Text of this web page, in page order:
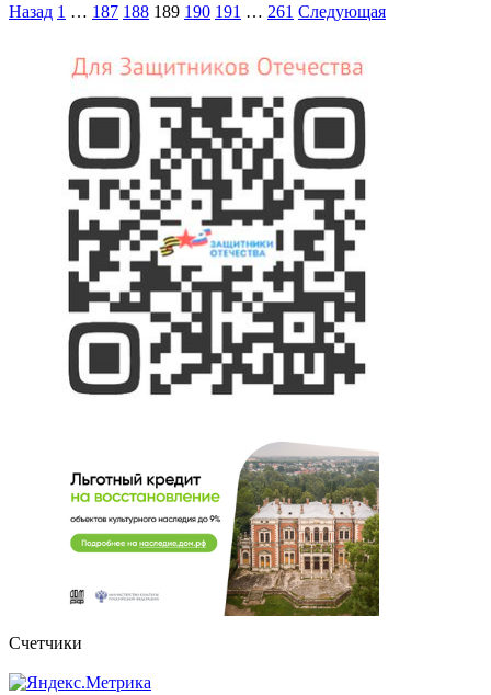
Пагинация
Назад 1 … 187 188 189 190 191 … 261 Следующая
Счетчики